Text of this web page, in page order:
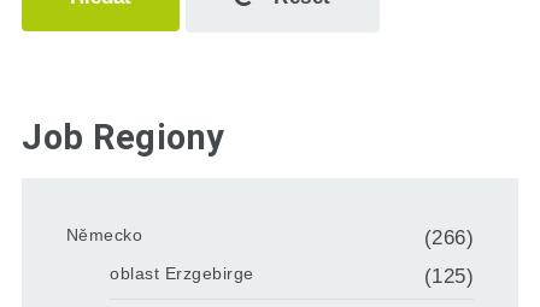
Job Regiony
Německo (266)
oblast Erzgebirge (125)